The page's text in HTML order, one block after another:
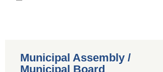
Municipal Assembly /
Municipal Board